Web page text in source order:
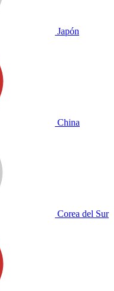
Japón
China
Corea del Sur